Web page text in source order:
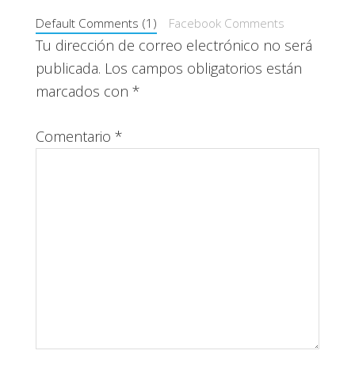
Default Comments (1) Facebook Comments
Tu dirección de correo electrónico no será
publicada. Los campos obligatorios están
marcados con *
Comentario *